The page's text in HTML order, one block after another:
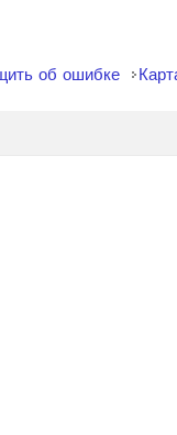
об ошибке